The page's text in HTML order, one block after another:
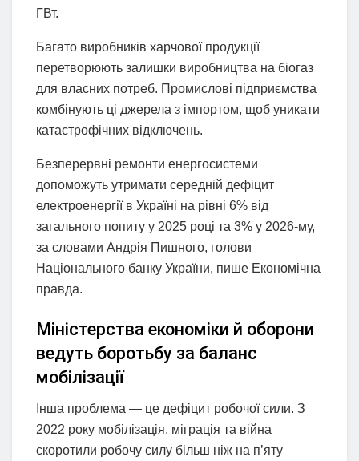
ГВт.
Багато виробників харчової продукції
перетворюють залишки виробництва на біогаз
для власних потреб. Промислові підприємства
комбінують ці джерела з імпортом, щоб уникати
катастрофічних відключень.
Безперервні ремонти енергосистеми
допоможуть утримати середній дефіцит
електроенергії в Україні на рівні 6% від
загального попиту у 2025 році та 3% у 2026-му,
за словами Андрія Пишного, голови
Національного банку України, пише Економічна
правда.
Міністерства економіки й оборони
ведуть боротьбу за баланс
мобілізації
Інша проблема — це дефіцит робочої сили. З
2022 року мобілізація, міграція та війна
скоротили робочу силу більш ніж на п’яту